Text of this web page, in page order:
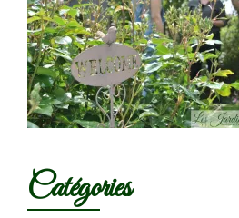
Catégories